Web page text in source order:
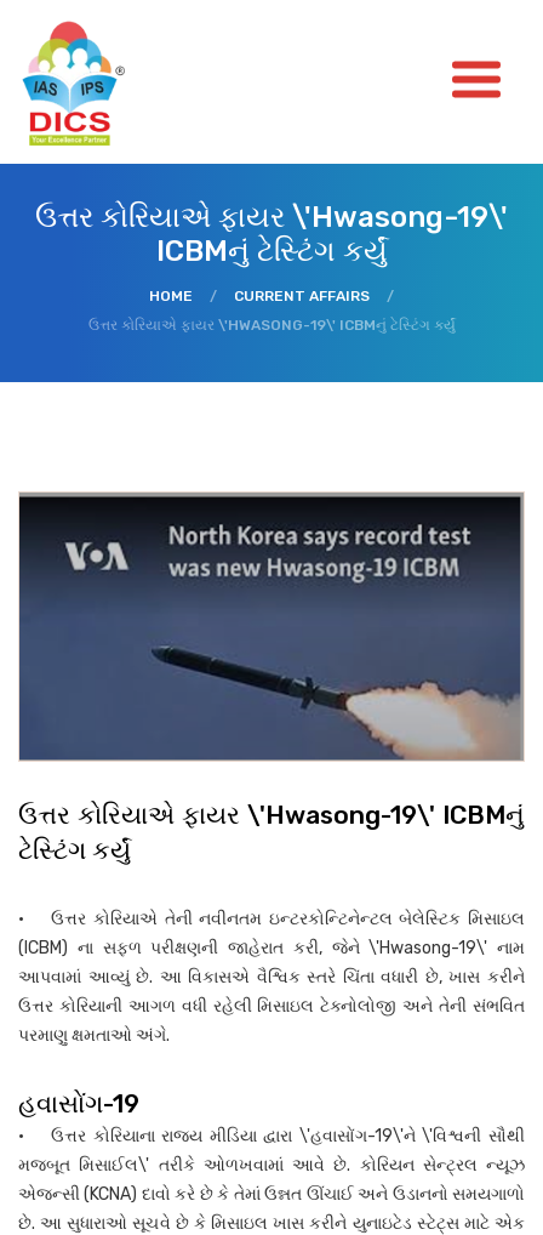
ઉત્તર કોરિયાએ ફાયર \'Hwasong-19\'
ICBMનું ટેસ્ટિંગ કર્યું
HOME / CURRENT AFFAIRS
/
ઉત્તર કોરિયાએ ફાયર \'HWASONG-19\' ICBMનું ટેસ્ટિંગ કર્યું
ઉત્તર કોરિયાએ ફાયર \'Hwasong-19\' ICBMનું
ટેસ્ટિંગ કર્યું
• ઉત્તર કોરિયાએ તેની નવીનતમ ઇન્ટરકોન્ટિનેન્ટલ બેલેસ્ટિક મિસાઇલ
(ICBM) ના સફળ પરીક્ષણની જાહેરાત કરી, જેને \'Hwasong-19\' નામ
આપવામાં આવ્યું છે. આ વિકાસએ વૈશ્વિક સ્તરે ચિંતા વધારી છે, ખાસ કરીને
ઉત્તર કોરિયાની આગળ વધી રહેલી મિસાઇલ ટેક્નોલોજી અને તેની સંભવિત
પરમાણુ ક્ષમતાઓ અંગે.
હવાસોંગ-19
• ઉત્તર કોરિયાના રાજ્ય મીડિયા દ્વારા \'હવાસોંગ-19\'ને \'વિશ્વની સૌથી
મજબૂત મિસાઈલ\' તરીકે ઓળખવામાં આવે છે. કોરિયન સેન્ટ્રલ ન્યૂઝ
એજન્સી (KCNA) દાવો કરે છે કે તેમાં ઉન્નત ઊંચાઈ અને ઉડાનનો સમયગાળો
છે. આ સુધારાઓ સૂચવે છે કે મિસાઇલ ખાસ કરીને યુનાઇટેડ સ્ટેટ્સ માટે એક